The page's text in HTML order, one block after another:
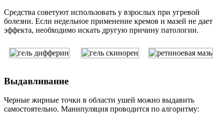
Средства советуют использовать у взрослых при угревой
болезни. Если недельное применение кремов и мазей не дает
эффекта, необходимо искать другую причину патологии.
Выдавливание
Черные жирные точки в области ушей можно выдавить
самостоятельно. Манипуляция проводится по алгоритму: